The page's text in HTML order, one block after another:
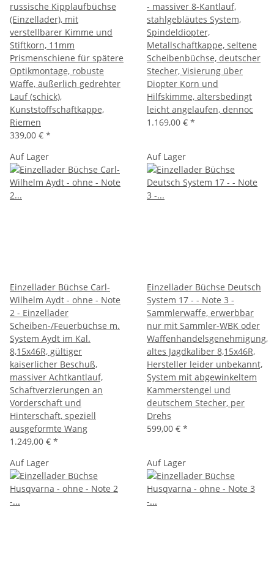
russische Kipplaufbüchse
(Einzellader), mit
verstellbarer Kimme und
Stiftkorn, 11mm
Prismenschiene für spätere
Optikmontage, robuste
Waffe, äußerlich gedrehter
Lauf (schick),
Kunststoffschaftkappe,
Riemen
339,00 € *
- massiver 8-Kantlauf,
stahlgebläutes System,
Spindeldiopter,
Metallschaftkappe, seltene
Scheibenbüchse, deutscher
Stecher, Visierung über
Diopter Korn und
Hilfskimme, altersbedingt
leicht angelaufen, dennoc
1.169,00 € *
Auf Lager
Einzellader Büchse Carl-
Wilhelm Aydt - ohne - Note
2 - Einzellader
Scheiben-/Feuerbüchse m.
System Aydt im Kal.
8,15x46R, gültiger
kaiserlicher Beschuß,
massiver Achtkantlauf,
Schaftverzierungen an
Vorderschaft und
Hinterschaft, speziell
ausgeformte Wang
1.249,00 € *
Auf Lager
Einzellader Büchse Deutsch
System 17 - - Note 3 -
Sammlerwaffe, erwerbbar
nur mit Sammler-WBK oder
Waffenhandelsgenehmigung,
altes Jagdkaliber 8,15x46R,
Hersteller leider unbekannt,
System mit abgewinkeltem
Kammerstengel und
deutschem Stecher, per
Drehs
599,00 € *
Auf Lager Auf Lager